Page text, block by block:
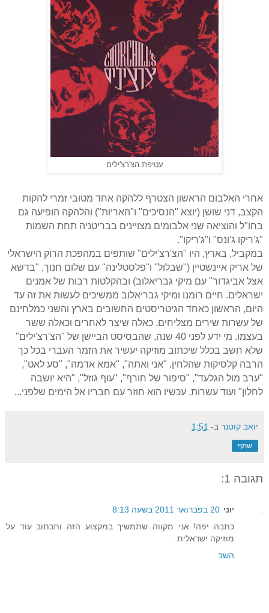
עטיפת הצ'רצ'ילים
אחרי האלבום הראשון הצטרף ללהקה אחד מטובי זמרי להקות
הקצב, דני שושן (יוצא "הנסיכים" ו"האריות") והלהקה הופיעה גם
בחו"ל והוציאה שני אלבומים מצויינים בבריטניה תחת השמות
"ג'ריקו ג'ונס" ו"ג'ריקו".
במקביל, בארץ, היו "הצ'רצ'ילים" שותפים במהפכת הרוק הישראלי
של אריק איינשטיין ("שבלול" ו"פלסטלינה" עם שלום חנוך, "בדשא
אצל אביגדור" עם מיקי גבריאלוב) ובהקלטות רבות של אמנים
ישראלים. חיים רומנו ומיקי גבריאלוב ממשיכים לעשות את זה עד
היום, הראשון כאחד הגיטריסטים החשובים בארץ והשני כמלחינם
של עשרות שירים מצליחים, כאלה שיצר לאחרים וכאלה ששר
בעצמו. מי ידע לפני 40 שנה, שהבסיסט הביישן של "הצ'רצ'ילים"
שלא חשב בכלל שיכתוב מוזיקה יעשיר את הזמר העברי בכל כך
הרבה קלסיקות שהלחין. "אני ואתה", "אמא אדמה", "סע לאט",
"ערב מול הגלעד", "סיפור של חורף", "עוף גוזל", "היא יושבה
לחלון" ועוד עשרות. עכשיו הוא חוזר עם חבריו אל הימים שלפני...
יואב קוטנר ב- 1:51
שתף
תגובה 1:
יוני 20 בפברואר 2011 בשעה 8:13
כתבה יפה! אני מקווה שתמשיך במקצוע הזה ותכתוב עוד על
מוזיקה ישראלית.
השב